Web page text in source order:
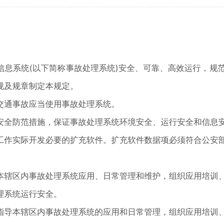
系统(以下简称事故处理系统)安全、可靠、高效运行，
规章制定本规定。
事故应当使用事故处理系统。
防范措施，保证事故处理系统环境安全、运行安全和信息安
实际开发必要的扩充软件。扩充软件数据项必须符合公安
区内事故处理系统应用、日常管理和维护，组织应用培
统运行安全。
本辖区内事故处理系统的应用和日常管理，组织应用培